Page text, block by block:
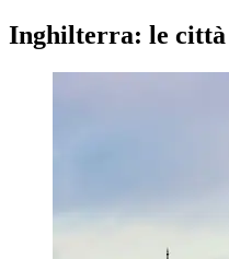
Inghilterra: le città